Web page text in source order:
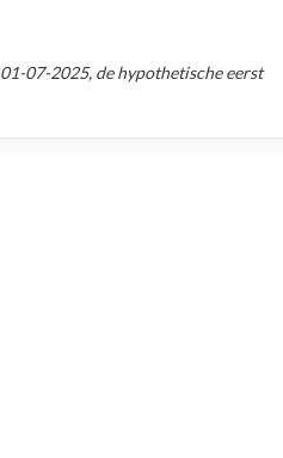
01-07-2025, de hypothetische eerst